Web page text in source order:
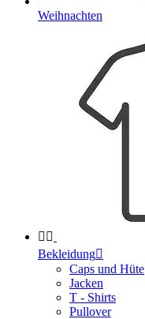
Weihnachten
 
Bekleidung
Caps und Hüte
Jacken
T - Shirts
Pullover